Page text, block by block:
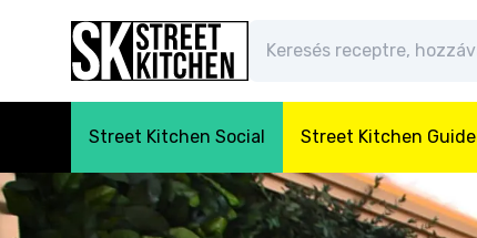
Street Kitchen Social Street Kitchen Guide